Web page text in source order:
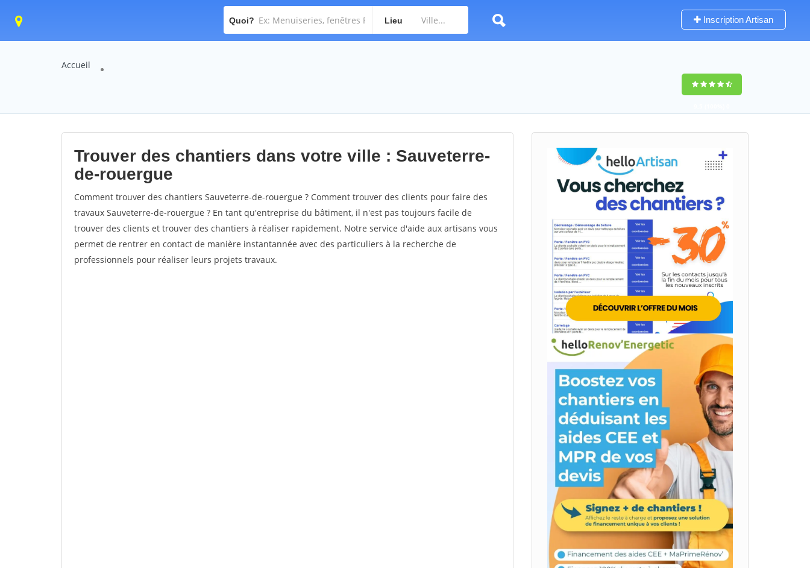
Quoi? Lieu Inscription Artisan
Accueil
Trouver des chantiers dans votre ville : Sauveterre-
de-rouergue
Comment trouver des chantiers Sauveterre-de-rouergue ? Comment trouver des clients pour faire des
travaux Sauveterre-de-rouergue ? En tant qu'entreprise du bâtiment, il n'est pas toujours facile de
trouver des clients et trouver des chantiers à réaliser rapidement. Notre service d'aide aux artisans vous
permet de rentrer en contact de manière instantannée avec des particuliers à la recherche de
professionnels pour réaliser leurs projets travaux.